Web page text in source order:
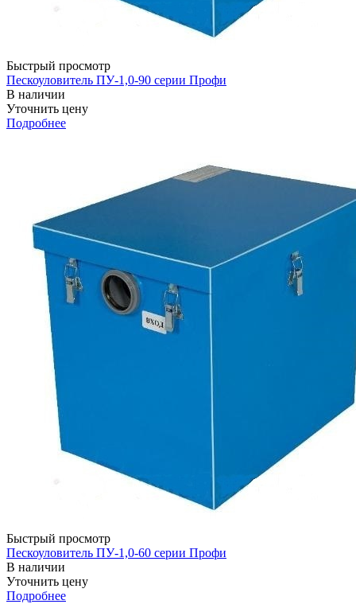
Быстрый просмотр
Пескоуловитель ПУ-1,0-90 серии Профи
В наличии
Уточнить цену
Подробнее
Быстрый просмотр
Пескоуловитель ПУ-1,0-60 серии Профи
В наличии
Уточнить цену
Подробнее